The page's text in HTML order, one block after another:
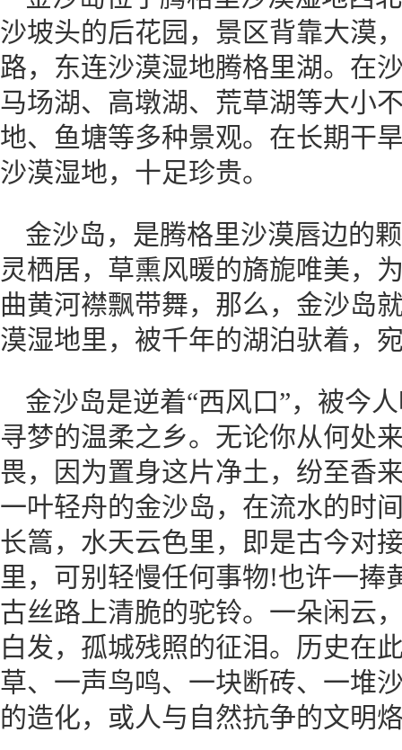
沙坡头的后花园，景区背靠大漠
路，东连沙漠湿地腾格里湖。在
马场湖、高墩湖、荒草湖等大小
地、鱼塘等多种景观。在长期干
沙漠湿地，十足珍贵。
金沙岛，是腾格里沙漠唇边的
灵栖居，草熏风暖的旖旎唯美，
曲黄河襟飘带舞，那么，金沙岛
漠湿地里，被千年的湖泊驮着，
金沙岛是逆着“西风口”，被今
寻梦的温柔之乡。无论你从何处
畏，因为置身这片净土，纷至香
一叶轻舟的金沙岛，在流水的时
长篙，水天云色里，即是古今对
里，可别轻慢任何事物!也许一捧
古丝路上清脆的驼铃。一朵闲云
白发，孤城残照的征泪。历史在
草、一声鸟鸣、一块断砖、一堆
的造化，或人与自然抗争的文明